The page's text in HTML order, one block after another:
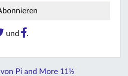
und .
Pi and More 11½